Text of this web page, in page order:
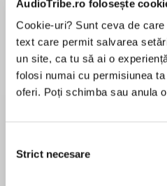
AudioTribe.ro folosește
Cookie-uri? Sunt ceva de
text care permit salvarea
un site, ca tu să ai o
folosi numai cu permisiunea
oferi. Poți schimba sau anula
consimțământului
Strict necesare
Desprecarte
A classic Agatha Christie
individually for the first
Broken down in the